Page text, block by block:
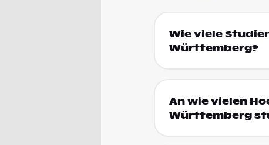
Wie viele
Württemberg?
An wie vielen
Württemberg